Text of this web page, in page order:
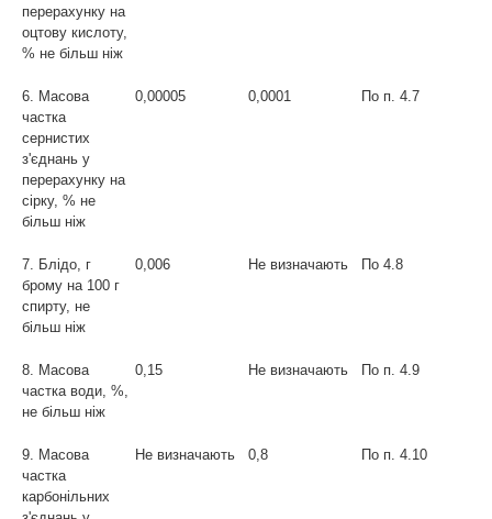
перерахунку на
оцтову кислоту,
% не більш ніж
6. Масова
частка
сернистих
з'єднань у
перерахунку на
сірку, % не
більш ніж
0,00005 0,0001 По п. 4.7
7. Блідо, г
брому на 100 г
спирту, не
більш ніж
0,006 Не визначають По 4.8
8. Масова
частка води, %,
не більш ніж
0,15 Не визначають По п. 4.9
9. Масова
частка
карбонільних
Не визначають 0,8 По п. 4.10